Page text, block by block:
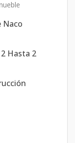
Naco
2 Hasta 2